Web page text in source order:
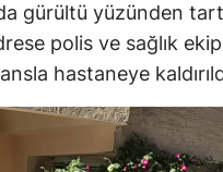
gürültü yüzünden
polis ve sağlık
hastaneye